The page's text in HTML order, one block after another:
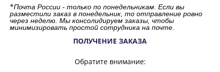
*Почта России - только по понедельникам. Если вы
разместили заказ в понедельник, то отправление ровно
через неделю. Мы консолидируем заказы, чтобы
минимизировать простой сотрудника на почте.
ПОЛУЧЕНИЕ ЗАКАЗА
Обратите внимание: